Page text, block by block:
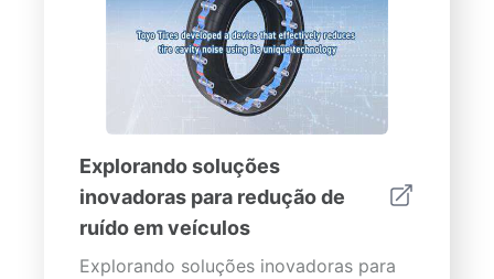
Explorando soluções
inovadoras para redução de
ruído em veículos
Explorando soluções inovadoras para